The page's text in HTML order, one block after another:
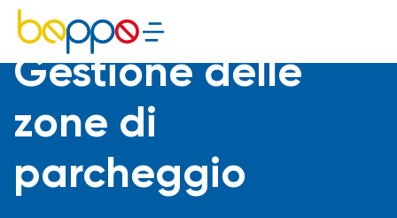
Gestione delle
zone di
parcheggio